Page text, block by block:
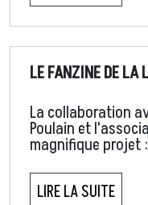
LE FANZINE DE LA
La collaboration
Poulain et
magnifique projet
LIRE LA SUITE